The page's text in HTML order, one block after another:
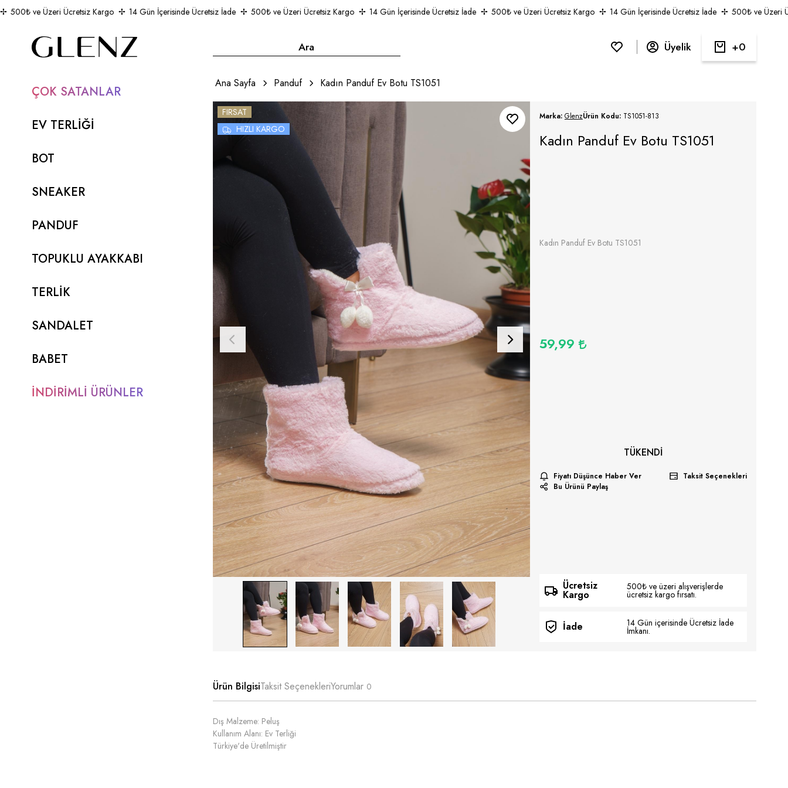
ve Üzeri Ücretsiz Kargo 14 Gün İçerisinde Ücretsiz İade 500₺ ve Üzeri Ücretsiz Kargo 14 Gün İçerisinde Ücretsiz İade 500₺ ve Üzeri Ücretsiz Kargo 14 Gün İçerisinde Ücretsiz İade 500₺ ve Üzeri
Üyelik 0
ÇOK SATANLAR
EV TERLİĞİ
BOT
SNEAKER
PANDUF
TOPUKLU AYAKKABI
TERLİK
SANDALET
BABET
İNDİRİMLİ ÜRÜNLER
Ana Sayfa Panduf Kadın Panduf Ev Botu TS1051
FIRSAT
HIZLI KARGO
Marka: GlenzÜrün Kodu: TS1051-813
Kadın Panduf Ev Botu TS1051
Kadın Panduf Ev Botu TS1051
59,99
TÜKENDI
Fiyatı Düşünce Haber Ver
Taksit Seçenekleri
Bu Ürünü Paylaş
Ücretsiz
Kargo
500₺ ve üzeri alışverişlerde
ücretsiz kargo fırsatı.
İade 14 Gün içerisinde Ücretsiz İade
İmkanı.
Ürün BilgisiTaksit SeçenekleriYorumlar 0
Dış Malzeme: Peluş
Kullanım Alanı: Ev Terliği
Türkiye'de Üretilmiştir